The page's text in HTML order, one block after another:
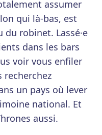
assumer
qui là-bas, est
robinet. Lassé·e
dans les bars
voir vous enfiler
recherchez
un pays où lever
national. Et
aussi.